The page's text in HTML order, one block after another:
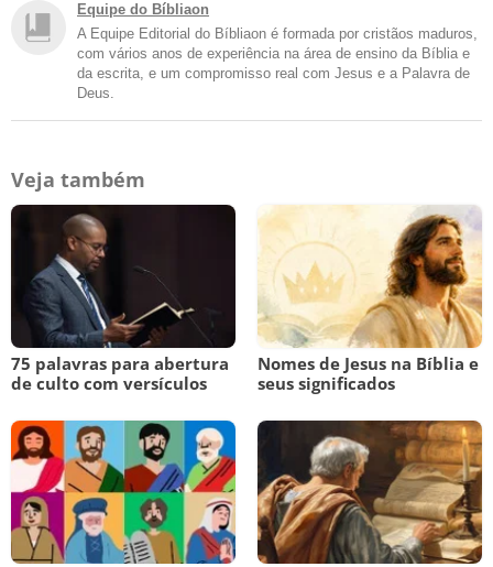
Equipe do Bíbliaon
A Equipe Editorial do Bíbliaon é formada por cristãos maduros,
com vários anos de experiência na área de ensino da Bíblia e
da escrita, e um compromisso real com Jesus e a Palavra de
Deus.
Veja também
75 palavras para abertura
de culto com versículos
Nomes de Jesus na Bíblia e
seus significados